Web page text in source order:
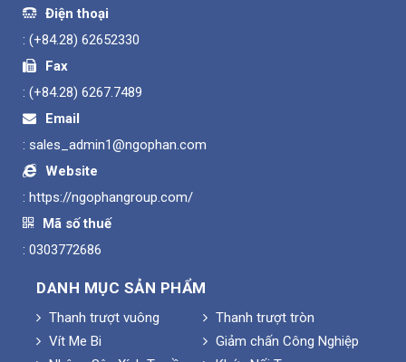
Điện thoại
: (+84.28) 62652330
Fax
: (+84.28) 6267.7489
Email
: sales_admin1@ngophan.com
Website
: https://ngophangroup.com/
Mã số thuế
: 0303772686
DANH MỤC SẢN PHẨM
Thanh trượt vuông
Thanh trượt tròn
Vít Me Bi
Giảm chấn Công Nghiệp